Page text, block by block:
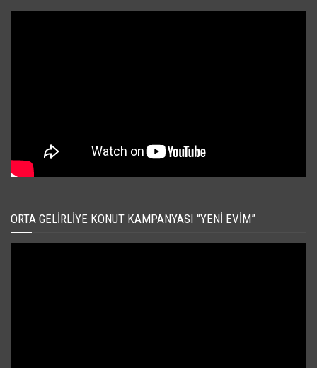
ORTA GELIRLIYE KONUT KAMPANYASI “YENI EVIM”